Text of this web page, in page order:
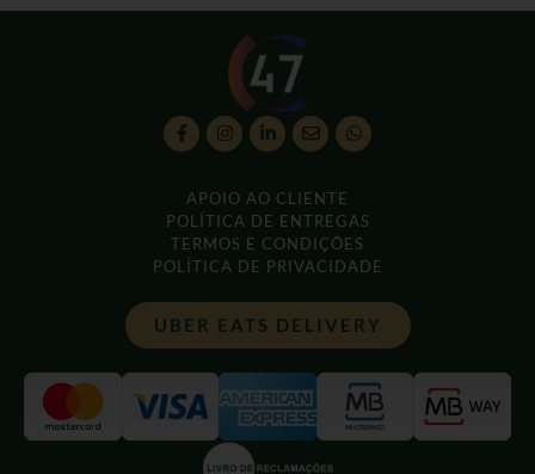
APOIO AO CLIENTE
POLÍTICA DE ENTREGAS
TERMOS E CONDIÇÕES
POLÍTICA DE PRIVACIDADE
UBER EATS DELIVERY